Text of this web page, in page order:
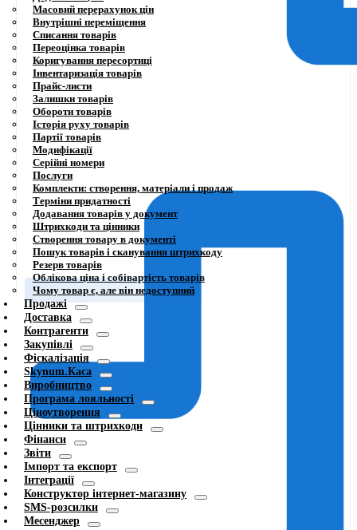
Масовий перерахунок цін
Внутрішні переміщення
Списання товарів
Переоцінка товарів
Коригування пересортиці
Інвентаризація товарів
Прайс-листи
Залишки товарів
Обороти товарів
Історія руху товарів
Партії товарів
Модифікації
Серійні номери
Послуги
Комплекти: створення, матеріали і продаж
Терміни придатності
Додавання товарів у документ
Штрихкоди та цінники
Створення товару в документі
Пошук товарів і сканування штрихкоду
Резерв товарів
Облікова ціна і собівартість товарів
Чому товар є, але він недоступний
Продажі
Доставка
Контрагенти
Закупівлі
Фіскалізація
Skynum.Каса
Виробництво
Програма лояльності
Ціноутворення
Цінники та штрихкоди
Фінанси
Звіти
Імпорт та експорт
Інтеграції
Конструктор інтернет-магазину
SMS-розсилки
Месенджер